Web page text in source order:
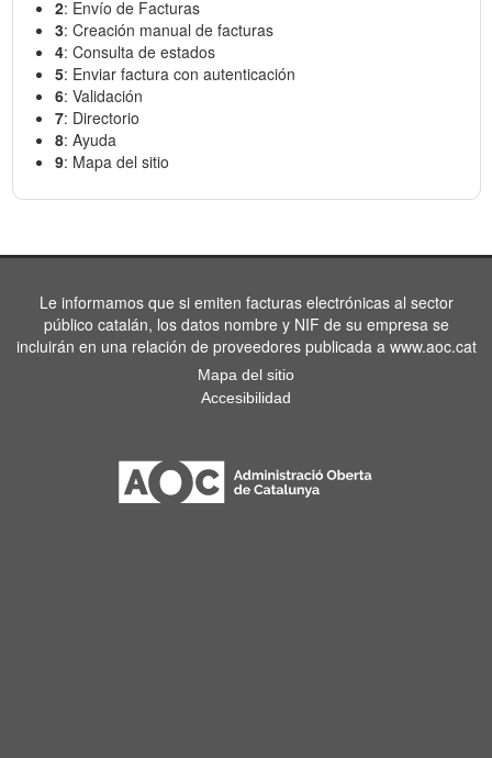
2: Envío de Facturas
3: Creación manual de facturas
4: Consulta de estados
5: Enviar factura con autenticación
6: Validación
7: Directorio
8: Ayuda
9: Mapa del sitio
Le informamos que si emiten facturas electrónicas al sector
público catalán, los datos nombre y NIF de su empresa se
incluirán en una relación de proveedores publicada a www.aoc.cat
Mapa del sitio
Accesibilidad